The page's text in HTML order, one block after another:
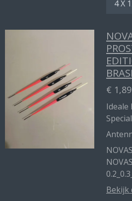
€ 1,89
Ideale
Bekijk